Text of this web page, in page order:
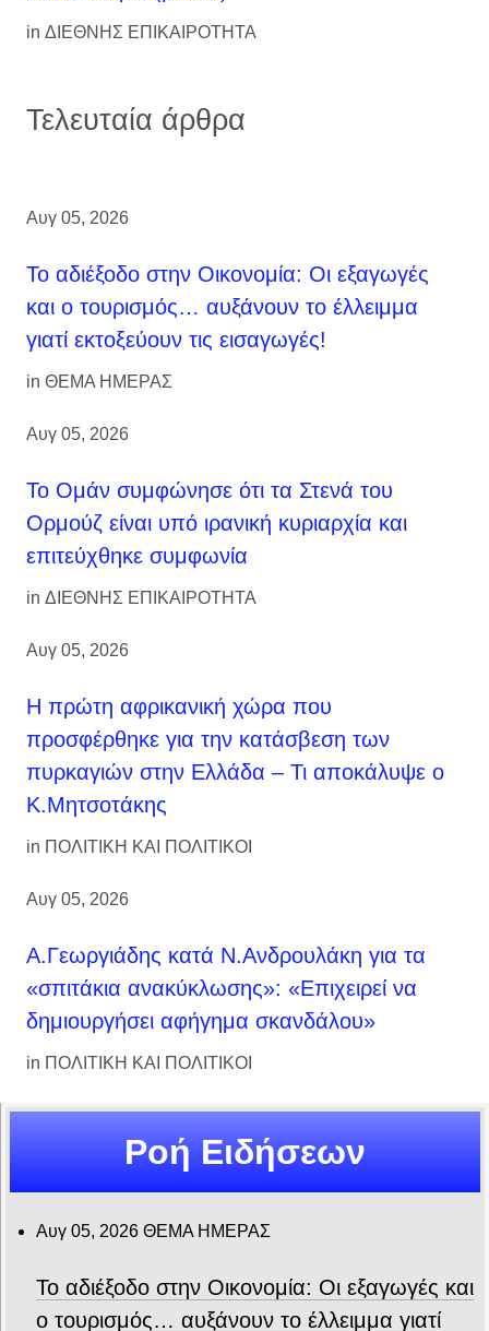
in ΔΙΕΘΝΗΣ ΕΠΙΚΑΙΡΟΤΗΤΑ
Τελευταία άρθρα
Αυγ 05, 2026
Το αδιέξοδο στην Οικονομία: Οι εξαγωγές
και ο τουρισμός… αυξάνουν το έλλειμμα
γιατί εκτοξεύουν τις εισαγωγές!
in ΘΕΜΑ ΗΜΕΡΑΣ
Αυγ 05, 2026
Το Ομάν συμφώνησε ότι τα Στενά του
Ορμούζ είναι υπό ιρανική κυριαρχία και
επιτεύχθηκε συμφωνία
in ΔΙΕΘΝΗΣ ΕΠΙΚΑΙΡΟΤΗΤΑ
Αυγ 05, 2026
Η πρώτη αφρικανική χώρα που
προσφέρθηκε για την κατάσβεση των
πυρκαγιών στην Ελλάδα – Τι αποκάλυψε ο
Κ.Μητσοτάκης
in ΠΟΛΙΤΙΚΗ ΚΑΙ ΠΟΛΙΤΙΚΟΙ
Αυγ 05, 2026
Α.Γεωργιάδης κατά Ν.Ανδρουλάκη για τα
«σπιτάκια ανακύκλωσης»: «Επιχειρεί να
δημιουργήσει αφήγημα σκανδάλου»
in ΠΟΛΙΤΙΚΗ ΚΑΙ ΠΟΛΙΤΙΚΟΙ
Ροή Ειδήσεων
Αυγ 05, 2026 ΘΕΜΑ ΗΜΕΡΑΣ
Το αδιέξοδο στην Οικονομία: Οι εξαγωγές και
ο τουρισμός… αυξάνουν το έλλειμμα γιατί